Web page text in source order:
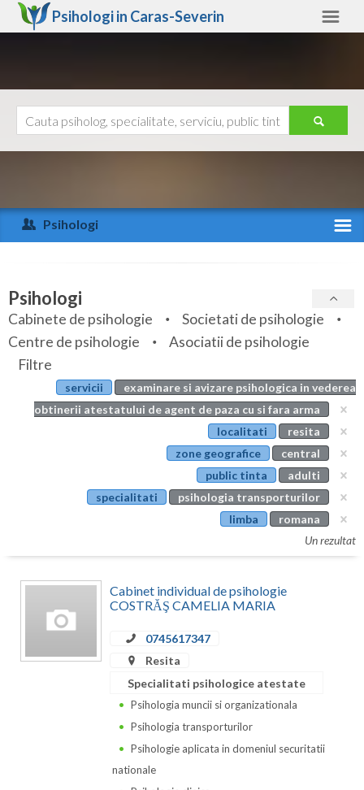
Psihologi in Caras-Severin
Arad
Arges
Bihor
Bistrita-Nasaud
Botosani
Braila
Constanta
Covasna
Ajutor
Psihologi
Specialitati
Servicii
Articole
Evenimente
Psihologi
Cabinete de psihologie
Societati de psihologie
Centre de psihologie
Asociatii de psihologie
Filtre
servicii
examinare si avizare psihologica in vederea
obtinerii atestatului de agent de paza cu si fara arma
localitati
resita
zone geografice
central
public tinta
adulti
specialitati
psihologia transporturilor
limba
romana
Un rezultat
Cabinet individual de psihologie
COSTRĂŞ CAMELIA MARIA
0745617347
Resita
Specialitati psihologice atestate
Psihologia muncii si organizationala
Psihologia transporturilor
Psihologie aplicata in domeniul securitatii
nationale